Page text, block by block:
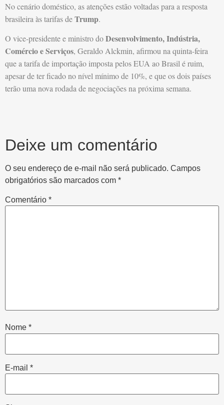
No cenário doméstico, as atenções estão voltadas para a resposta
brasileira às tarifas deTrump.
O vice-presidente e ministro doDesenvolvimento, Indústria,
Comércio e Serviços, Geraldo Alckmin, afirmou na quinta-feira
que a tarifa de importação imposta pelos EUA ao Brasil é ruim,
apesar de ter ficado no nível mínimo de 10%, e que os dois países
terão uma nova rodada de negociações na próxima semana.
Deixe um comentário
O seu endereço de e-mail não será publicado. Campos
obrigatórios são marcados com *
Comentário *
Nome *
E-mail *